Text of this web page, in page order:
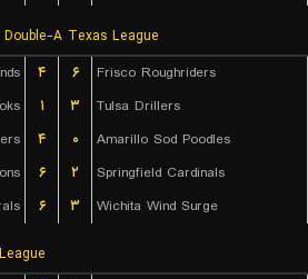
Double-A Texas League
۴ ۶
Frisco Roughriders
۱ ۳
Tulsa Drillers
۴ ۰
Amarillo Sod Poodles
۶ ۲
Springfield Cardinals
۶ ۳ Wichita Wind Surge